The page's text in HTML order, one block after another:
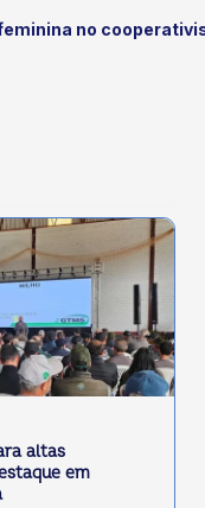
no
altas
em